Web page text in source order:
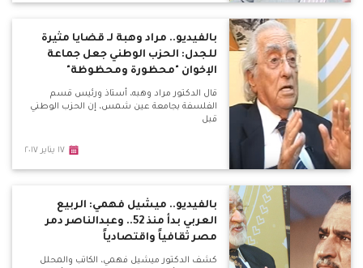
بالفيديو.. مراد وهبة لـ قضايا مثيرة
للجدل: الحزب الوطني جعل جماعة
الإخوان "محظورة ومحظوظة"
قال الدكتور مراد وهبه، أستاذ ورئيس قسم
الفلسفة بجامعة عين شمس، إن الحزب الوطني
قبل
١٧ يناير ٢٠١٧
بالفيديو.. ميشيل فهمي: الربيع
العربي بدأ منذ 52.. وعبدالناصر دمر
مصر ثقافياً واقتصادياً
كشف الدكتور ميشيل فهمي، الكاتب والمحلل